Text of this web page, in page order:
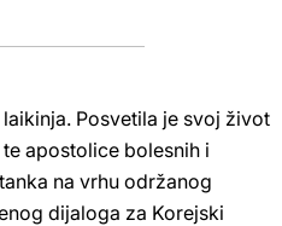
Posvetila je svoj život
apostolice bolesnih i
na vrhu održanog
dijaloga za Korejski